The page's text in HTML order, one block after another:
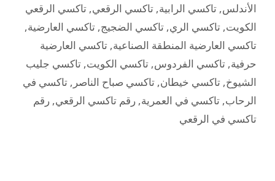
الأندلس, تاكسي الرابية, تاكسي الرقعي, تاكسي الرقعي
الكويت, تاكسي الري, تاكسي الضجيج, تاكسي العارضية,
تاكسي العارضية المنطقة الصناعية, تاكسي العارضية
حرفية, تاكسي الفردوس, تاكسي الكويت, تاكسي جليب
الشيوخ, تاكسي خيطان, تاكسي صباح الناصر , تاكسي في
الرحاب, تاكسي في العمرية, رقم تاكسي الرقعي, رقم
تاكسي في الرقعي